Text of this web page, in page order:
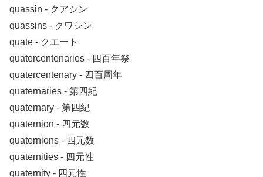
quassin ‐ クアシン
quassins ‐ クワシン
quate ‐ クエート
quatercentenaries ‐ 四百年祭
quatercentenary ‐ 四百周年
quaternaries ‐ 第四紀
quaternary ‐ 第四紀
quaternion ‐ 四元数
quaternions ‐ 四元数
quaternities ‐ 四元性
quaternity ‐ 四元性